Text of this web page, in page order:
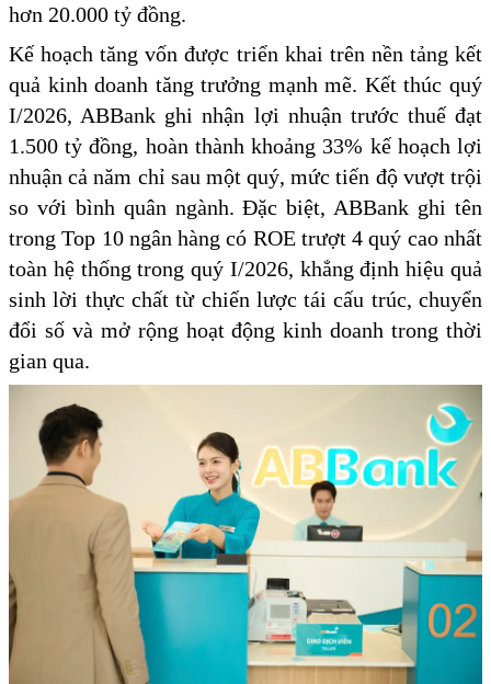
hơn 20.000 tỷ đồng.
Kế hoạch tăng vốn được triển khai trên nền tảng kết
quả kinh doanh tăng trưởng mạnh mẽ. Kết thúc quý
I/2026, ABBank ghi nhận lợi nhuận trước thuế đạt
1.500 tỷ đồng, hoàn thành khoảng 33% kế hoạch lợi
nhuận cả năm chỉ sau một quý, mức tiến độ vượt trội
so với bình quân ngành. Đặc biệt, ABBank ghi tên
trong Top 10 ngân hàng có ROE trượt 4 quý cao nhất
toàn hệ thống trong quý I/2026, khẳng định hiệu quả
sinh lời thực chất từ chiến lược tái cấu trúc, chuyển
đổi số và mở rộng hoạt động kinh doanh trong thời
gian qua.